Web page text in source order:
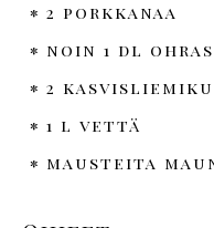
2 porkkanaa
noin 1 dl
2
1 l vettä
mausteita